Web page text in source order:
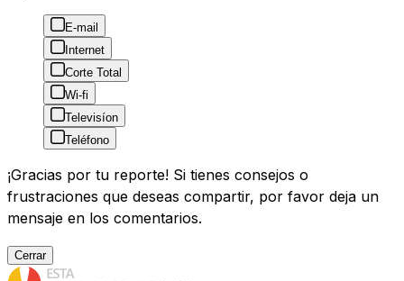
E-mail
Internet
Corte Total
Wi-fi
Televisíon
Teléfono
¡Gracias por tu reporte! Si tienes consejos o
frustraciones que deseas compartir, por favor deja un
mensaje en los comentarios.
Cerrar